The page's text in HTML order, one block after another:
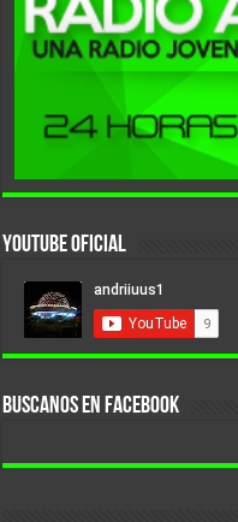
YouTube Oficial
BUSCANOS EN FACEBOOK